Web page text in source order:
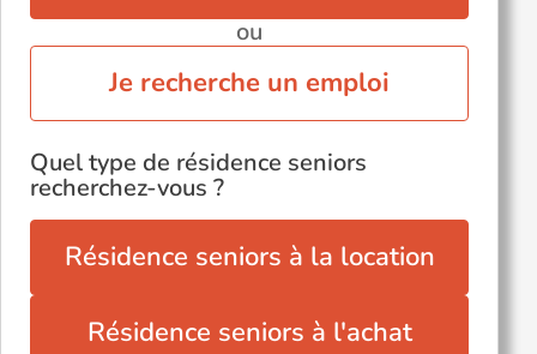
ou
Je recherche un emploi
Quel type de résidence seniors
recherchez-vous ?
Résidence seniors à la location
Résidence seniors à l'achat